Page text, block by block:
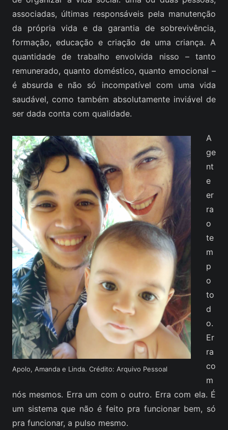
associadas, últimas responsáveis pela manutenção
da própria vida e da garantia de sobrevivência,
formação, educação e criação de uma criança. A
quantidade de trabalho envolvida nisso – tanto
remunerado, quanto doméstico, quanto emocional –
é absurda e não só incompatível com uma vida
saudável, como também absolutamente inviável de
ser dada conta com qualidade.
Apolo, Amanda e Linda. Crédito: Arquivo Pessoal
A
ge
nt
e
er
ra
o
te
m
p
o
to
d
o.
Er
ra
co
m
nós mesmos. Erra um com o outro. Erra com ela. É
um sistema que não é feito pra funcionar bem, só
pra funcionar, a pulso mesmo.